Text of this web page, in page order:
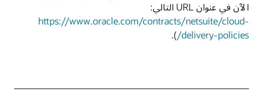
الآن في عنوان URL التالي:
https://www.oracle.com/contracts/netsuite/cloud-
delivery-policies/
).